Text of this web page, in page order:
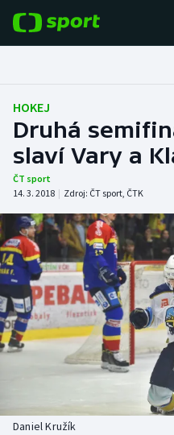
Fotbal
Hokej
Tenis
Atletika
Cyklistika
DALŠÍ SPORTY
Americký fotbal
Baseball a softbal
Basketbal
NEPŘEHLÉDNĚTE
Soutěže
Historické návraty
HOKEJ
Druhá
slaví Vary a
ČT sport
14. 3. 2018 | Zdroj: ČT sport, ČTK
Daniel Kružík